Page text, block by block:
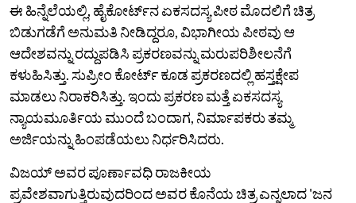
ಈ ಹಿನ್ನೆಲೆಯಲ್ಲಿ, ಹೈಕೋರ್ಟ್‌ನ ಏಕಸದಸ್ಯ ಪೀಠ ಮೊದಲಿಗೆ ಚಿತ್ರ
ಬಿಡುಗಡೆಗೆ ಅನುಮತಿ ನೀಡಿದ್ದರೂ, ವಿಭಾಗೀಯ ಪೀಠವು ಆ
ಆದೇಶವನ್ನು ರದ್ದುಪಡಿಸಿ ಪ್ರಕರಣವನ್ನು ಮರುಪರಿಶೀಲನೆಗೆ
ಕಳುಹಿಸಿತ್ತು. ಸುಪ್ರೀಂ ಕೋರ್ಟ್ ಕೂಡ ಪ್ರಕರಣದಲ್ಲಿ ಹಸ್ತಕ್ಷೇಪ
ಮಾಡಲು ನಿರಾಕರಿಸಿತ್ತು. ಇಂದು ಪ್ರಕರಣ ಮತ್ತೆ ಏಕಸದಸ್ಯ
ನ್ಯಾಯಮೂರ್ತಿಯ ಮುಂದೆ ಬಂದಾಗ, ನಿರ್ಮಾಪಕರು ತಮ್ಮ
ಅರ್ಜಿಯನ್ನು ಹಿಂಪಡೆಯಲು ನಿರ್ಧರಿಸಿದರು.
ವಿಜಯ್ ಅವರ ಪೂರ್ಣಾವಧಿ ರಾಜಕೀಯ
ಪ್ರವೇಶವಾಗುತ್ತಿರುವುದರಿಂದ ಅವರ ಕೊನೆಯ ಚಿತ್ರ ಎನ್ನಲಾದ 'ಜನ